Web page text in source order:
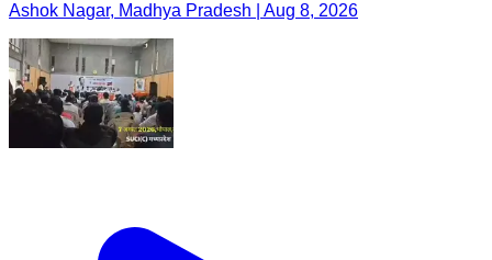
Ashok Nagar, Madhya Pradesh | Aug 8, 2026